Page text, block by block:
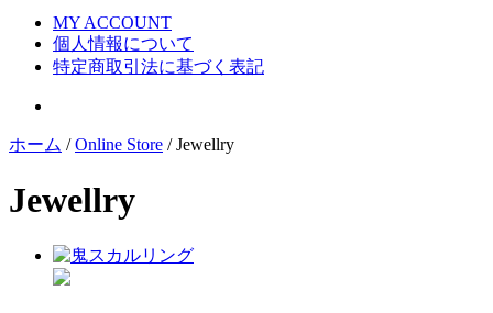
MY ACCOUNT
個人情報について
特定商取引法に基づく表記
ホーム /Online Store / Jewellry
Jewellry